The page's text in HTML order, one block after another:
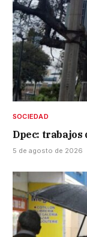
SOCIEDAD
Dpec:
5 de agosto de 2026